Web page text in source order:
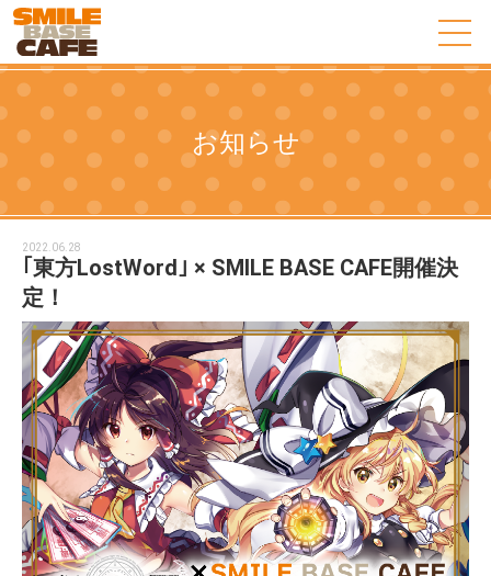
お知らせ
2022.06.28
｢東方LostWord｣ × SMILE BASE CAFE開催決
定！